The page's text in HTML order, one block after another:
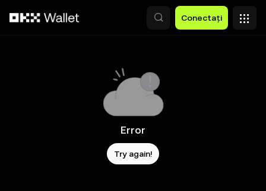
Conectați
Error
Try again!